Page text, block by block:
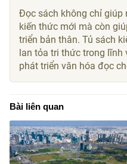
Đọc sách không chỉ giúp
kiến thức mới mà còn
triển bản thân. Tủ sách
lan tỏa tri thức trong lĩnh
phát triển văn hóa đọc
Bài liên quan